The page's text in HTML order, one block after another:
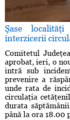
Şase
interzicerii
Comitetul
aprobat, ieri, o
intră sub
prevenire a
unde rata de
circulaţia
durata
până la ora 18.00